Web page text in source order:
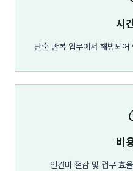
시
단순 반복 업무에서 해방되
비
인건비 절감 및 업무 효